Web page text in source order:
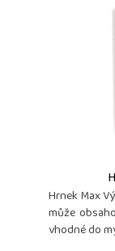
Hrnek Max
může
vhodné do